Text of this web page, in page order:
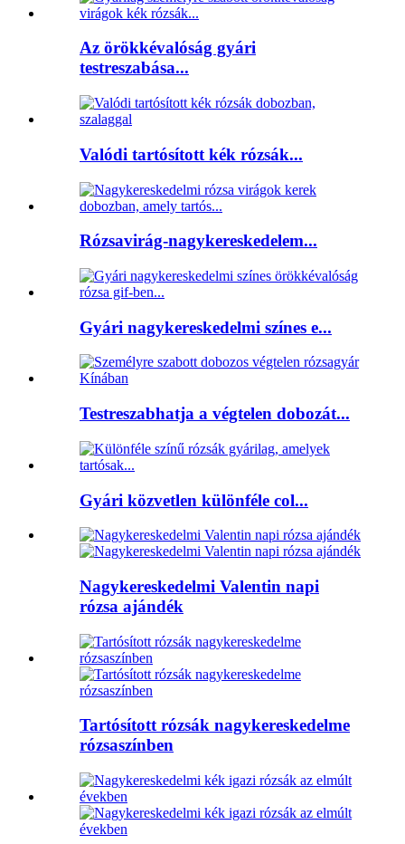
Az örökkévalóság gyári
testreszabása...
Valódi tartósított kék rózsák...
Rózsavirág-nagykereskedelem...
Gyári nagykereskedelmi színes e...
Testreszabhatja a végtelen dobozát...
Gyári közvetlen különféle col...
Nagykereskedelmi Valentin napi
rózsa ajándék
Tartósított rózsák nagykereskedelme
rózsaszínben